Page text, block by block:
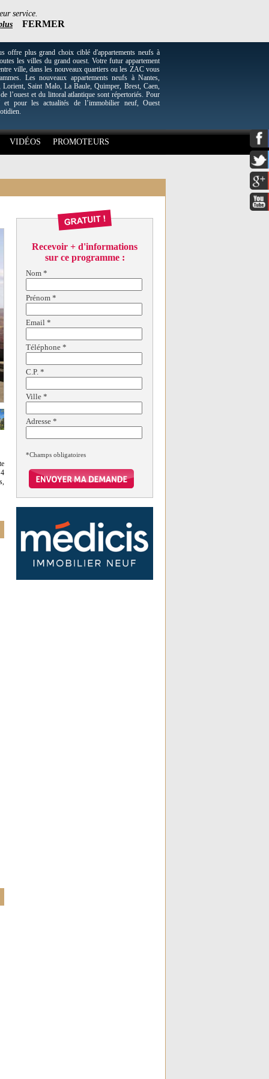
service.
FERMER
plus grand choix ciblé d'appartements neufs à
les villes du grand ouest. Votre futur appartement
ville, dans les nouveaux quartiers ou les ZAC vous
Les nouveaux appartements neufs à Nantes,
Lorient, Saint Malo, La Baule, Quimper, Brest, Caen,
l’ouest et du littoral atlantique sont répertoriés. Pour
et pour les actualités de l’immobilier neuf, Ouest
VIDÉOS PROMOTEURS
Recevoir + d'informations
sur ce programme :
Nom *
Prénom *
Email *
Téléphone *
C.P. *
Ville *
Adresse *
*Champs obligatoires